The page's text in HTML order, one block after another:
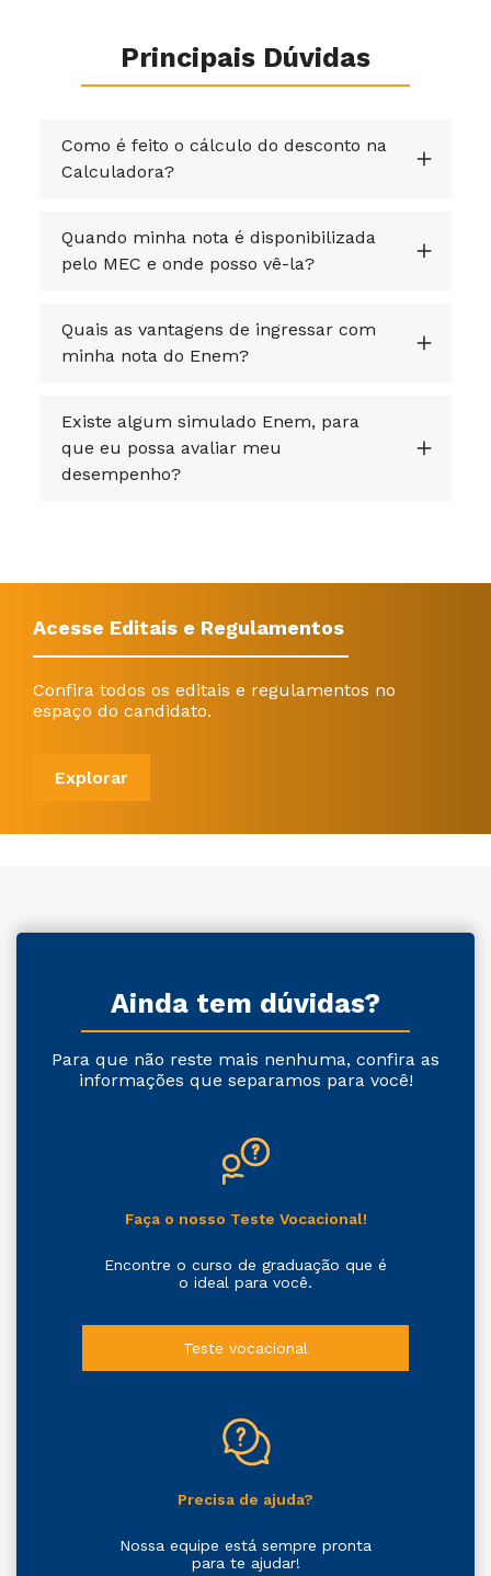
Principais Dúvidas
Como é feito o cálculo do desconto na
Calculadora?
Quando minha nota é disponibilizada
pelo MEC e onde posso vê-la?
Quais as vantagens de ingressar com
minha nota do Enem?
Existe algum simulado Enem, para
que eu possa avaliar meu
desempenho?
Acesse Editais e Regulamentos
Confira todos os editais e regulamentos no
espaço do candidato.
Explorar
Ainda tem dúvidas?
Para que não reste mais nenhuma, confira as
informações que separamos para você!
Faça o nosso Teste Vocacional!
Encontre o curso de graduação que é
o ideal para você.
Teste vocacional
Precisa de ajuda?
Nossa equipe está sempre pronta
para te ajudar!